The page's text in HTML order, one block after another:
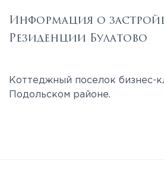
Информация о
Резиденции Булатово
Коттеджный поселок бизнес-
Подольском районе.